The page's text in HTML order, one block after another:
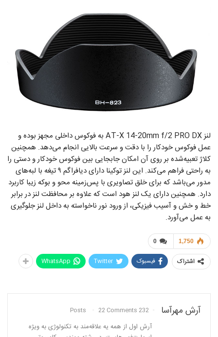
لنز AT-X 14-20mm f/2 PRO DX به فوکوس داخلی مجهز بوده و
عمل فوکوس خودکار را با دقت و سرعت بالایی انجام می‌دهد. همچنین
کلاژ تعبیه‌شده بر روی آن امکان جابجایی بین فوکوس خودکار و دستی را
به راحتی فراهم می‌کند. این لنز توکینا دارای دیافراگم ۹ تیغه با لبه‌های
مدور می‌باشد که برای خلق تصاویری با پس‌زمینه محو و بوکه زیبا کاربرد
دارد. همچنین دارای یک لنز هود است که علاوه بر محافظت لنز در برابر
خط و خش و آسیب فیزیکی، از ورود نور ناخواسته به داخل لنز جلوگیری
به عمل می‌آورد.
0 1,750
اشتراک فیسبوک Twitter
WhatsApp
آرش مهرآسا 232 Posts
22 Comments
آرش اول از همه یه علاقه‌مند به تکنولوژی به ویژه